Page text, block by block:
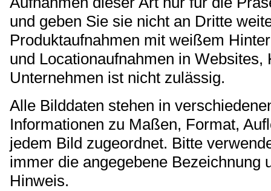
und geben Sie sie nicht an Dritte
Produktaufnahmen mit weißem
und Locationaufnahmen in
Unternehmen ist nicht zulässig.
Alle Bilddaten stehen in
Informationen zu Maßen, Format,
jedem Bild zugeordnet. Bitte
immer die angegebene Bezeichnung
Hinweis.